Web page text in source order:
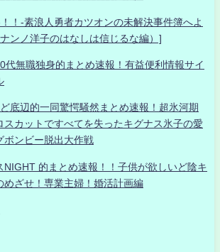
！-素浪人勇者カツオンの未解決事件簿へよ
ンノ洋子のはなしは信じるな編）]
無職独身的まとめ速報！有益便利情報サイ
底辺的一同驚愕騒然まとめ速報！超氷河期
スカットですべてを失ったキグナス氷子の愛
ボンビー脱出大作戦
NIGHT 的まとめ速報！！子供が欲しいど陰キ
めざせ！専業主婦！婚活計画編